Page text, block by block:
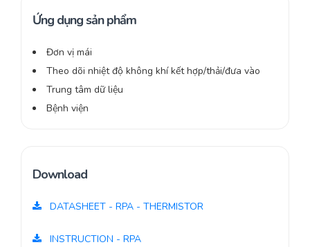
Ứng dụng sản phẩm
Đơn vị mái
Theo dõi nhiệt độ không khí kết hợp/thải/đưa vào
Trung tâm dữ liệu
Bệnh viện
Download
DATASHEET - RPA - THERMISTOR
INSTRUCTION - RPA